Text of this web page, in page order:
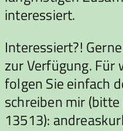
interessiert.
Interessiert?!
zur Verfügung.
folgen Sie einfach
schreiben mir
13513):